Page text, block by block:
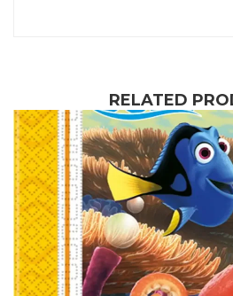
RELATED